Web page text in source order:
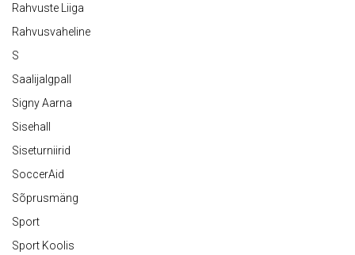
Rahvuste Liiga
Rahvusvaheline
S
Saalijalgpall
Signy Aarna
Sisehall
Siseturniirid
SoccerAid
Sõprusmäng
Sport
Sport Koolis